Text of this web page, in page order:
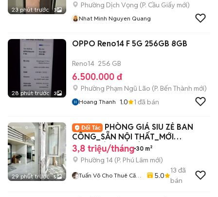
23 phút trước 3
Phường Dịch Vọng (P. Cầu Giấy mới)
Nhat Minh Nguyen Quang
28 phút trước 3
OPPO Reno14 F 5G 256GB 8GB
Reno14 256 GB
6.500.000 đ
Phường Phạm Ngũ Lão (P. Bến Thành mới)
Hoang Thanh 1.0 1 đã bán
29 phút trước 5
PHÒNG GIÁ SIU ZẺ BAN
CÔNG_SẴN NỘI THẤT_MỚI
100%_BÀ HOM_TỈNH LỘ 10_Q6
3,8 triệu/tháng 30 m²
Phường 14 (P. Phú Lâm mới)
Tuấn Võ Cho Thuê Căn
5.0
13 đã
bán